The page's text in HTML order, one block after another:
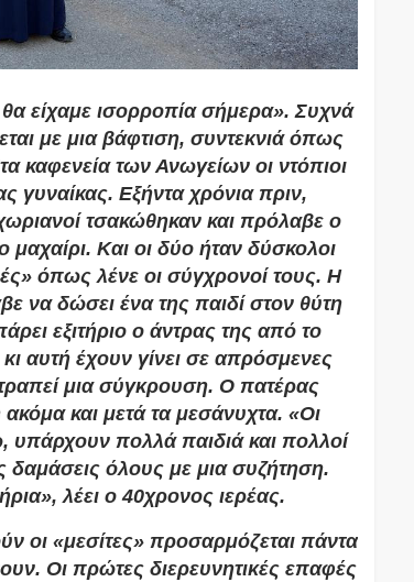
είχαμε ισορροπία σήμερα». Συχνά
με μια βάφτιση, συντεκνιά όπως
καφενεία των Ανωγείων οι ντόπιοι
γυναίκας. Εξήντα χρόνια πριν,
τσακώθηκαν και πρόλαβε ο
μαχαίρι. Και οι δύο ήταν δύσκολοι
όπως λένε οι σύγχρονοί τους. Η
να δώσει ένα της παιδί στον θύτη
εξιτήριο ο άντρας της από το
αυτή έχουν γίνει σε απρόσμενες
μια σύγκρουση. Ο πατέρας
ακόμα και μετά τα μεσάνυχτα. «Οι
υπάρχουν πολλά παιδιά και πολλοί
δαμάσεις όλους με μια συζήτηση.
λέει ο 40χρονος ιερέας.
οι «μεσίτες» προσαρμόζεται πάντα
Οι πρώτες διερευνητικές επαφές